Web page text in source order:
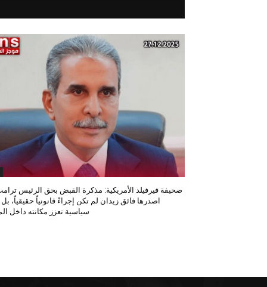
صحيفة فيرفيلد الأمريكية: مذكرة القبض بحق الرئيس
اصدرها فائق زيدان لم تكن إجراءً قانونياً حقيقياً،
سياسية تعزز مكانته داخل